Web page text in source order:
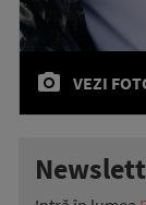
VEZI